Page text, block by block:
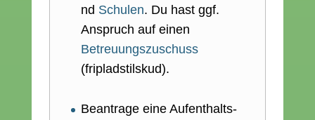
nd Schulen. Du hast ggf.
Anspruch auf einen
Betreuungszuschuss
(fripladstilskud).
Beantrage eine Aufenthalts-